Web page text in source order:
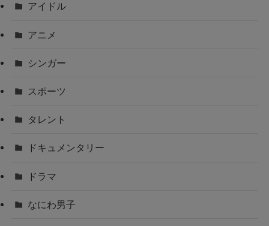
アイドル
アニメ
シンガー
スポーツ
タレント
ドキュメンタリー
ドラマ
なにわ男子